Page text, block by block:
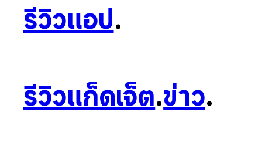
รีวิวแอป.
รีวิวแก็ดเจ็ต.ข่าว.